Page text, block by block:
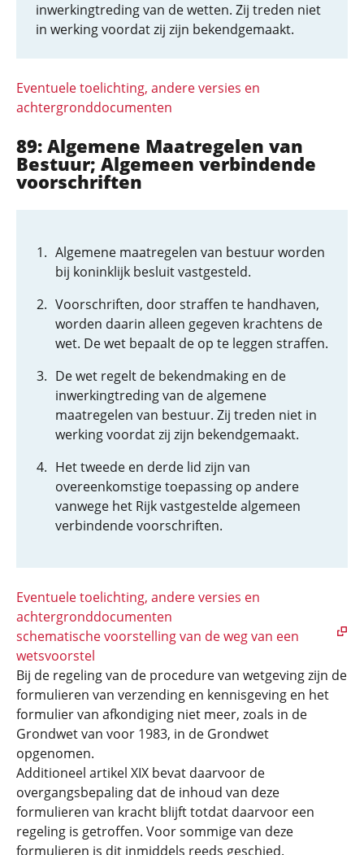
inwerkingtreding van de wetten. Zij treden niet
in werking voordat zij zijn bekendgemaakt.
Eventuele toelichting, andere versies en
achtergronddocumenten
89: Algemene Maatregelen van
Bestuur; Algemeen verbindende
voorschriften
Algemene maatregelen van bestuur worden
bij koninklijk besluit vastgesteld.
Voorschriften, door straffen te handhaven,
worden daarin alleen gegeven krachtens de
wet. De wet bepaalt de op te leggen straffen.
De wet regelt de bekendmaking en de
inwerkingtreding van de algemene
maatregelen van bestuur. Zij treden niet in
werking voordat zij zijn bekendgemaakt.
Het tweede en derde lid zijn van
overeenkomstige toepassing op andere
vanwege het Rijk vastgestelde algemeen
verbindende voorschriften.
Eventuele toelichting, andere versies en
achtergronddocumenten
schematische voorstelling van de weg van een
wetsvoorstel
Bij de regeling van de procedure van wetgeving zijn de
formulieren van verzending en kennisgeving en het
formulier van afkondiging niet meer, zoals in de
Grondwet van voor 1983, in de Grondwet
opgenomen.
Additioneel artikel XIX bevat daarvoor de
overgangsbepaling dat de inhoud van deze
formulieren van kracht blijft totdat daarvoor een
regeling is getroffen. Voor sommige van deze
formulieren is dit inmiddels reeds geschied.